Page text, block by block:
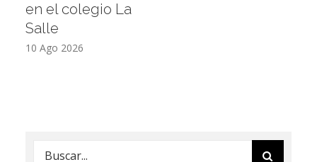
en el colegio La
Salle
10 Ago 2026
Buscar: